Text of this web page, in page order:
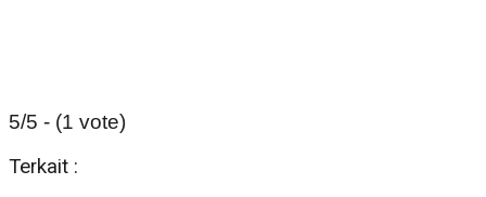
5/5 - (1 vote)
Terkait :